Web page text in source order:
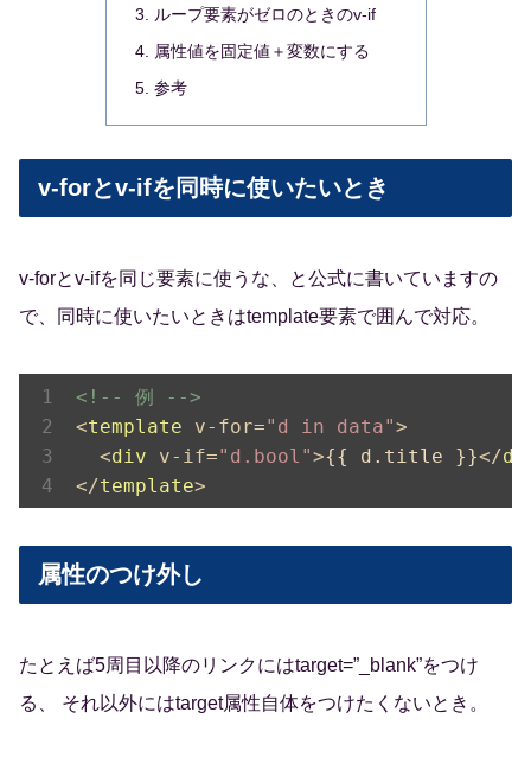
ループ要素がゼロのときのv-if
属性値を固定値＋変数にする
参考
v-forとv-ifを同時に使いたいとき
v-forとv-ifを同じ要素に使うな、と公式に書いていますの
で、同時に使いたいときはtemplate要素で囲んで対応。
<!-- 例 -->
<template v-for="d in data">
<div v-if="d.bool">{{ d.title }}</
</template>
属性のつけ外し
たとえば5周目以降のリンクにはtarget=”_blank”をつけ
る、 それ以外にはtarget属性自体をつけたくないとき。